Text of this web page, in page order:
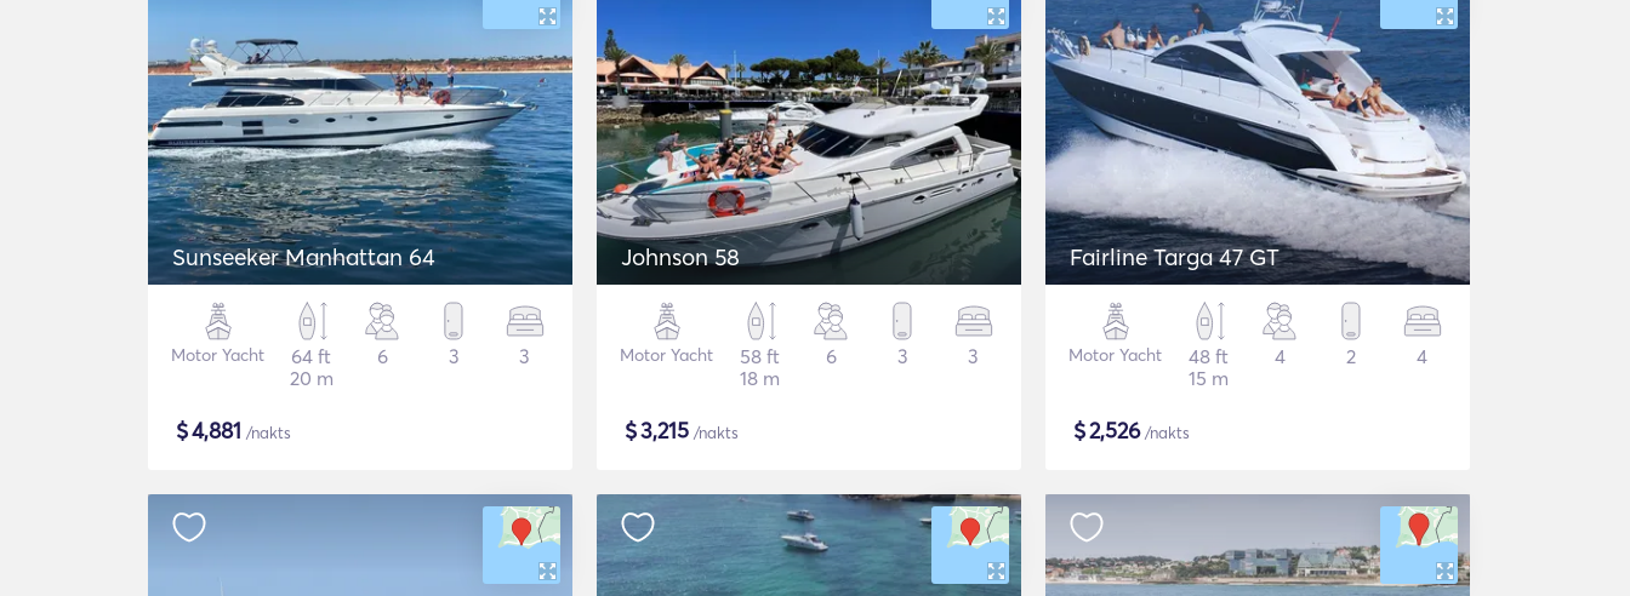
Sunseeker Manhattan 64
Motor Yacht
64 ft
20 m
6 3 3
$4,881 /nakts
Johnson 58
Motor Yacht
58 ft
18 m
6 3 3
$3,215 /nakts
Fairline Targa 47 GT
Motor Yacht
48 ft
15 m
4 2 4
$2,526/nakts